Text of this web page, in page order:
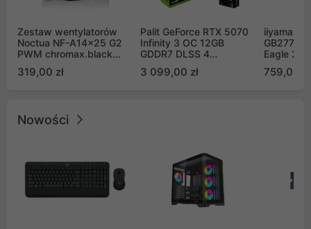
Zestaw wentylatorów
Noctua NF-A14x25 G2
PWM chromax.black
Push Pull (2szt)
319,00 zł
Palit GeForce RTX 5070
Infinity 3 OC 12GB
GDDR7 DLSS 4
GB2050S)
3 099,00 zł
iiyama G-
Eagle 27"
759,00 zł
Nowości